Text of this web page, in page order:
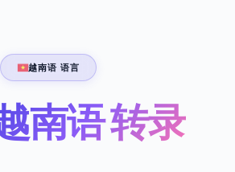
越南语 语言
南语 转录